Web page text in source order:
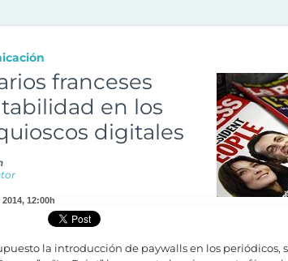
franceses
en los
digitales
2014, 12:00h
la introducción de paywalls en los periódicos,